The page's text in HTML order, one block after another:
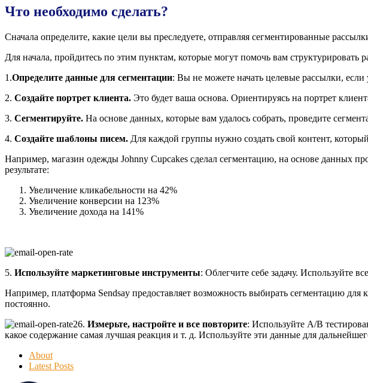
Что необходимо сделать?
Сначала определите, какие цели вы преследуете, отправляя сегментированные
Для начала, пройдитесь по этим пунктам, которые могут помочь вам структурировать
1.Определите данные для сегментации: Вы не можете начать целевые рассылки,
2. Создайте портрет клиента. Это будет ваша основа. Ориентируясь на портрет
3. Сегментируйте. На основе данных, которые вам удалось собрать, проведите
4. Создайте шаблоны писем. Для каждой группы нужно создать свой контент,
Например, магазин одежды Johnny Cupcakes сделал сегментацию, на основе данных
результате:
Увеличение кликабельности на 42%
Увеличение конверсии на 123%
Увеличение дохода на 141%
5. Используйте маркетинговые инструменты: Облегчите себе задачу. Используйте
Например, платформа Sendsay предоставляет возможность выбирать сегментацию
постоянно.
6. Измерьте, настройте и все повторите: Используйте A/B
какое содержание самая лучшая реакция и т. д. Используйте эти данные для
About
Latest Posts